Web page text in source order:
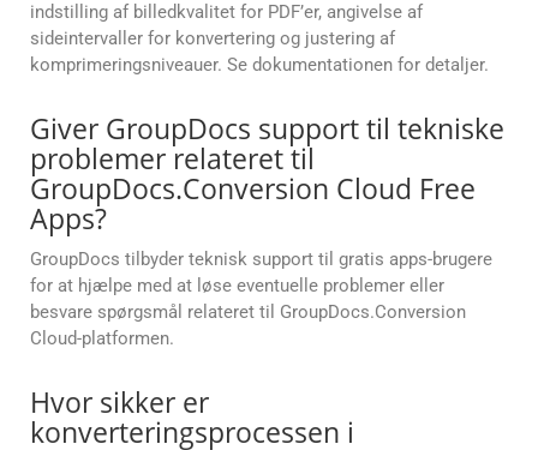
indstilling af billedkvalitet for PDF’er, angivelse af
sideintervaller for konvertering og justering af
komprimeringsniveauer. Se dokumentationen for detaljer.
Giver GroupDocs support til tekniske
problemer relateret til
GroupDocs.Conversion Cloud Free
Apps?
GroupDocs tilbyder teknisk support til gratis apps-brugere
for at hjælpe med at løse eventuelle problemer eller
besvare spørgsmål relateret til GroupDocs.Conversion
Cloud-platformen.
Hvor sikker er
konverteringsprocessen i